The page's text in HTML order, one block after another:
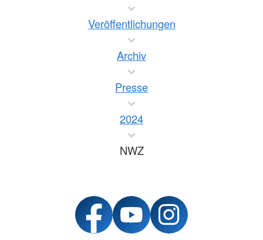
Veröffentlichungen
Archiv
Presse
2024
NWZ